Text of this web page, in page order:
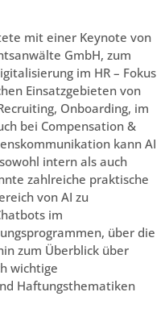
mit einer Keynote von
GmbH, zum
im HR – Fokus
Einsatzgebieten von
Onboarding, im
bei Compensation &
kann AI
intern als auch
zahlreiche praktische
von AI zu
im
über die
zum Überblick über
wichtige
Haftungsthematiken